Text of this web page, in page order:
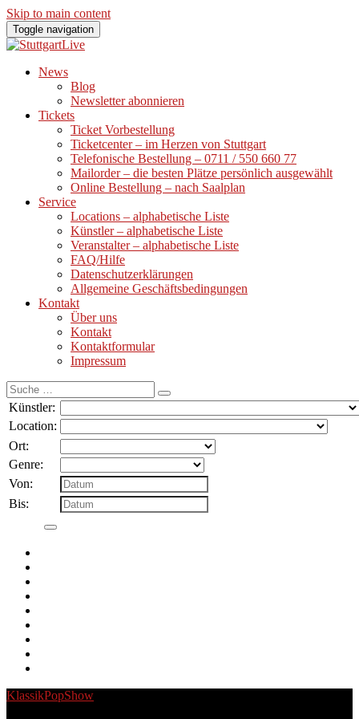
Skip to main content
Toggle navigation
News
Blog
Newsletter abonnieren
Tickets
Ticket Vorbestellung
Ticketcenter – im Herzen von Stuttgart
Telefonische Bestellung – 0711 / 550 660 77
Mailorder – die besten Plätze persönlich ausgewählt
Online Bestellung – nach Saalplan
Service
Locations – alphabetische Liste
Künstler – alphabetische Liste
Veranstalter – alphabetische Liste
FAQ/Hilfe
Datenschutzerklärungen
Allgemeine Geschäftsbedingungen
Kontakt
Über uns
Kontakt
Kontaktformular
Impressum
Suche
nach:
Künstler:
Location:
Ort:
Genre:
Von:
Bis:
KlassikPopShow